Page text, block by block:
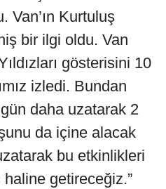
Van’ın Kurtuluş
bir ilgi oldu. Van
gösterisini 10
izledi. Bundan
daha uzatarak 2
da içine alacak
bu etkinlikleri
getireceğiz.”